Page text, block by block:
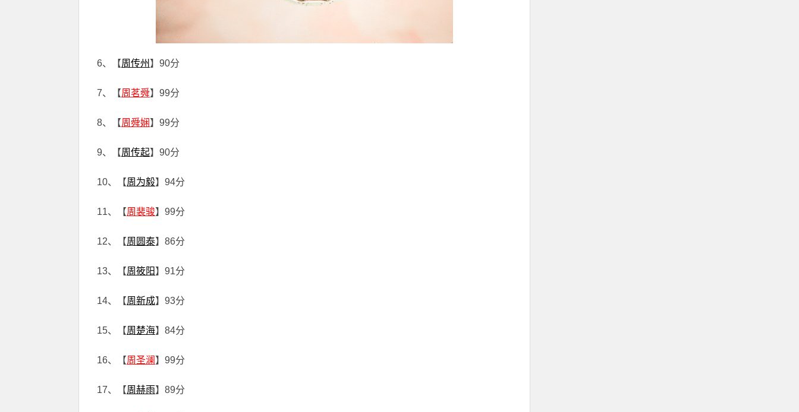
6、【周传州 】90分
7、【周茗舜】99分
8、【周舜娴】99分
9、【周传起】90分
10、【周为毅】94分
11、【周裴骏】99分
12、【周圆泰】86分
13、【周筱阳】91分
14、【周新成】93分
15、【周楚海】84分
16、【周圣澜 】99分
17、【周赫雨】89分